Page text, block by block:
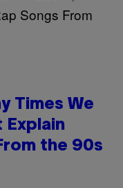
Times We
Explain
the 90s